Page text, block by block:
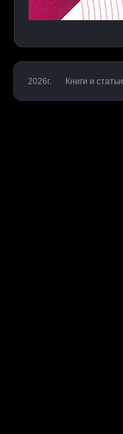
2026г. Книги и статьи